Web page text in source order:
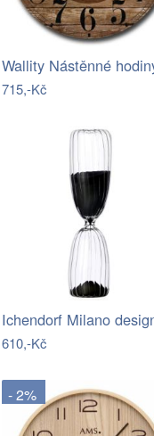
715,-Kč
610,-Kč
- 2%